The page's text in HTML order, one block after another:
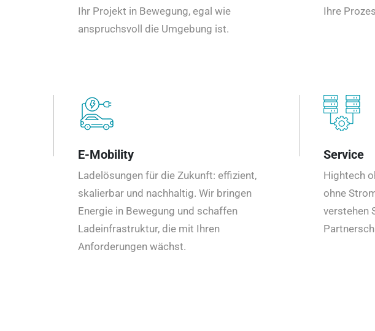
Ihr Projekt in Bewegung, egal wie
anspruchsvoll die Umgebung ist.
Ihre
E-Mobility
Ladelösungen für die Zukunft: effizient,
skalierbar und nachhaltig. Wir bringen
Energie in Bewegung und schaffen
Ladeinfrastruktur, die mit Ihren
Anforderungen wächst.
Service
Hightech
ohne
verstehen